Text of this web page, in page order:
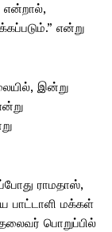
என்றால்,
என்று
இன்று
ராமதாஸ்,
பாட்டாளி மக்கள்
பொறுப்பில்